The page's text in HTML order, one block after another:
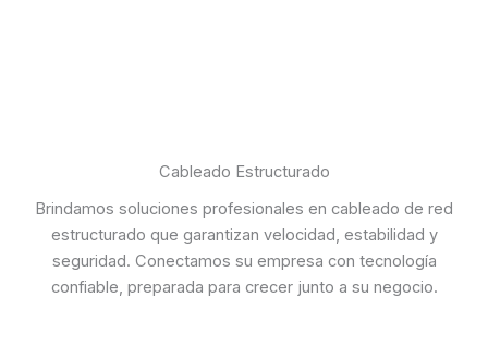
Cableado Estructurado
Brindamos soluciones profesionales en cableado de red
estructurado que garantizan velocidad, estabilidad y
seguridad. Conectamos su empresa con tecnología
confiable, preparada para crecer junto a su negocio.